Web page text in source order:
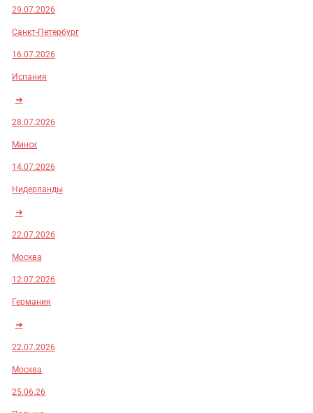
29.07.2026
Санкт-Петербург
16.07.2026
Испания
➜
28.07.2026
Минск
14.07.2026
Нидерланды
➜
22.07.2026
Москва
12.07.2026
Германия
➜
22.07.2026
Москва
25.06.26